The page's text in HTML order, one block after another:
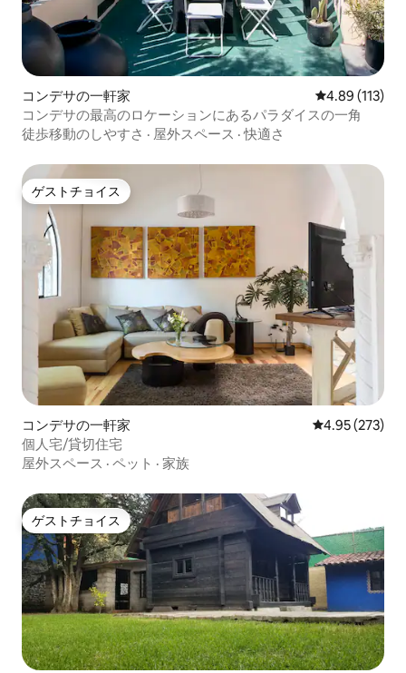
コンデサの一軒家 レビュー113
4.89 (113)
コンデサの最高のロケーションにあるパラダイスの一角
徒歩移動のしやすさ · 屋外スペース ·快適さ
ゲストチョイス
ゲストチョイス
コンデサの一軒家 レビュー273
4.95 (273)
個人宅/貸切住宅
屋外スペース · ペット · 家族
ゲストチョイス
ゲストチョイス